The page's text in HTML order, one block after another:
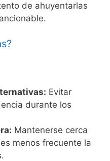
de ahuyentarlas
Evitar
durante los
Mantenerse cerca
menos frecuente la